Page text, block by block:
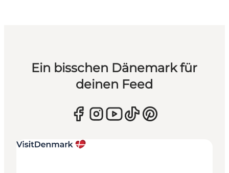
Ein bisschen Dänemark für
deinen Feed